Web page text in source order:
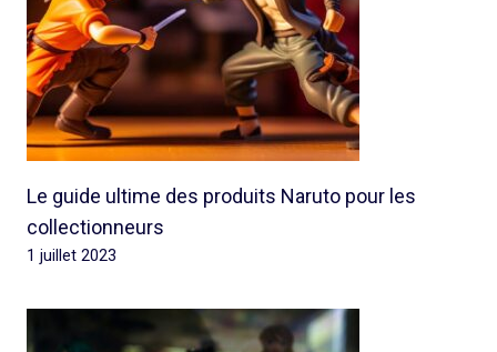
Le guide ultime des produits Naruto pour les
collectionneurs
1 juillet 2023